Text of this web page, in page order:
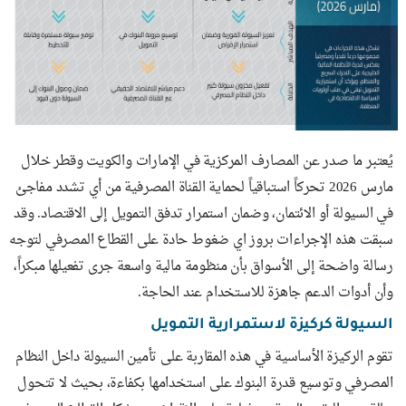
يُعتبر ما صدر عن المصارف المركزية في الإمارات والكويت وقطر خلال
مارس 2026 تحركاً استباقياً لحماية القناة المصرفية من أي تشدد مفاجئ
في السيولة أو الائتمان، وضمان استمرار تدفق التمويل إلى الاقتصاد. وقد
سبقت هذه الإجراءات بروز اي ضغوط حادة على القطاع المصرفي لتوجه
رسالة واضحة إلى الأسواق بأن منظومة مالية واسعة جرى تفعيلها مبكراً،
وأن أدوات الدعم جاهزة للاستخدام عند الحاجة.
السيولة كركيزة لاستمرارية التمويل
تقوم الركيزة الأساسية في هذه المقاربة على تأمين السيولة داخل النظام
المصرفي وتوسيع قدرة البنوك على استخدامها بكفاءة، بحيث لا تتحول